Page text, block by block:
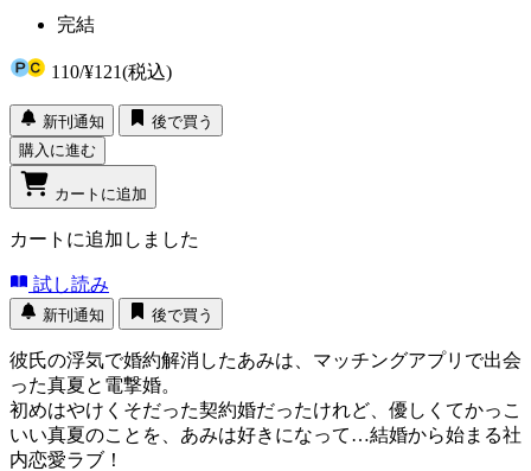
完結
110/¥121(税込)
新刊通知
後で買う
購入に進む
カートに追加
カートに追加しました
試し読み
新刊通知 後で買う
彼氏の浮気で婚約解消したあみは、マッチングアプリで出会
った真夏と電撃婚。
初めはやけくそだった契約婚だったけれど、優しくてかっこ
いい真夏のことを、あみは好きになって…結婚から始まる社
内恋愛ラブ！